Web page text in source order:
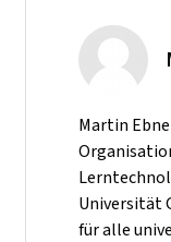
Martin
Universität
für alle